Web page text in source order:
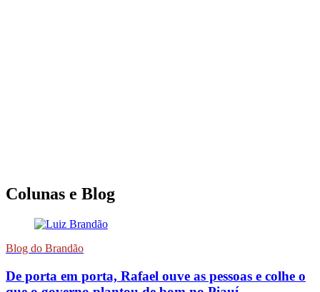
Colunas e Blog
Blog do Brandão
De porta em porta, Rafael ouve as pessoas e colhe o